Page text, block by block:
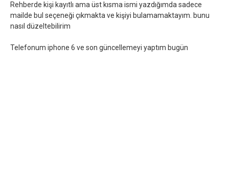
Rehberde kişi kayıtlı ama üst kısma ismi yazdığımda sadece
mailde bul seçeneği çıkmakta ve kişiyi bulamamaktayım. bunu
nasıl düzeltebilirim
Telefonum iphone 6 ve son güncellemeyi yaptım bugün